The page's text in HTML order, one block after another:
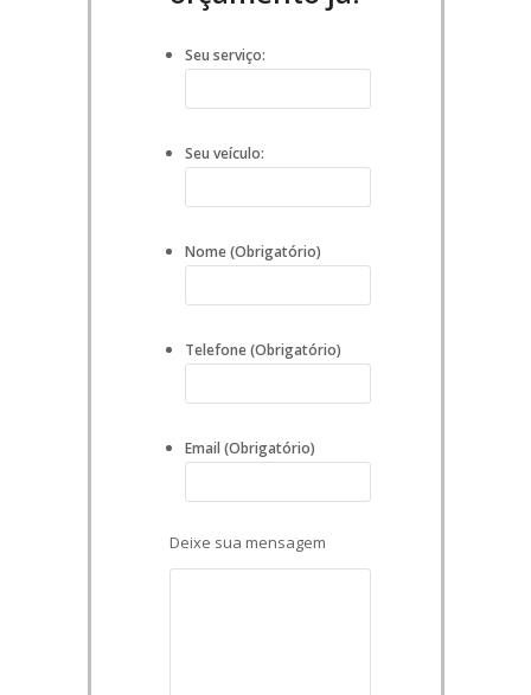
Seu serviço:
Seu veículo:
Nome (Obrigatório)
Telefone (Obrigatório)
Email (Obrigatório)
Deixe sua mensagem